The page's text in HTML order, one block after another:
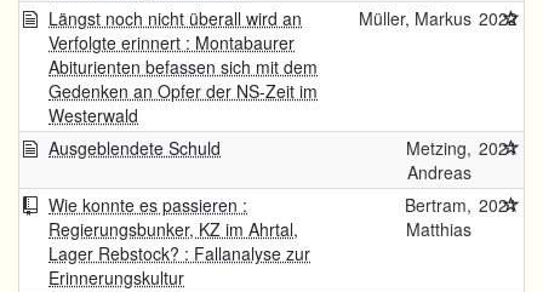
Längst noch nicht überall wird an
Verfolgte erinnert : Montabaurer
Abiturienten befassen sich mit dem
Gedenken an Opfer der NS-Zeit im
Westerwald
Müller, Markus 2022
Ausgeblendete Schuld
Metzing,
Andreas
2021
Wie konnte es passieren :
Regierungsbunker, KZ im Ahrtal,
Lager Rebstock? : Fallanalyse zur
Erinnerungskultur
Bertram,
Matthias
2021